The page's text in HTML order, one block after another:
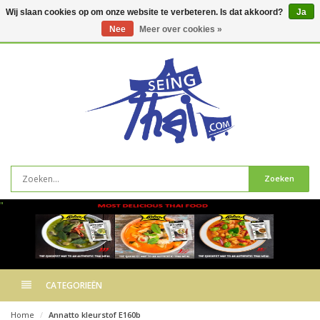
Zoeken
"
CATEGORIEËN
Home Annatto kleurstof E160b
Wij slaan cookies op om onze website te verbeteren. Is dat akkoord?
Ja
Nee
Meer over cookies »